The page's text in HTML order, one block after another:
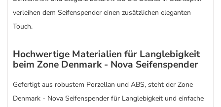
verleihen dem Seifenspender einen zusätzlichen eleganten
Touch.
Hochwertige Materialien für Langlebigkeit
beim Zone Denmark - Nova Seifenspender
Gefertigt aus robustem Porzellan und ABS, steht der Zone
Denmark - Nova Seifenspender für Langlebigkeit und einfache